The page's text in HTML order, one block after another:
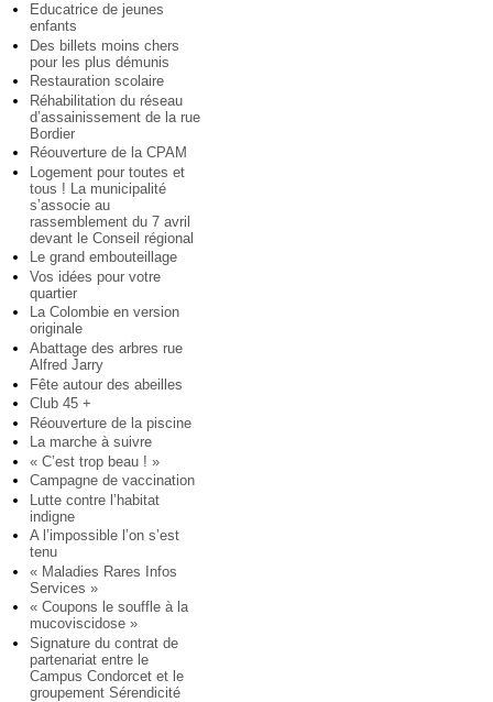
Educatrice de jeunes
enfants
Des billets moins chers
pour les plus démunis
Restauration scolaire
Réhabilitation du réseau
d’assainissement de la rue
Bordier
Réouverture de la CPAM
Logement pour toutes et
tous ! La municipalité
s’associe au
rassemblement du 7 avril
devant le Conseil régional
Le grand embouteillage
Vos idées pour votre
quartier
La Colombie en version
originale
Abattage des arbres rue
Alfred Jarry
Fête autour des abeilles
Club 45 +
Réouverture de la piscine
La marche à suivre
« C’est trop beau ! »
Campagne de vaccination
Lutte contre l’habitat
indigne
A l’impossible l’on s’est
tenu
« Maladies Rares Infos
Services »
« Coupons le souffle à la
mucoviscidose »
Signature du contrat de
partenariat entre le
Campus Condorcet et le
groupement Sérendicité